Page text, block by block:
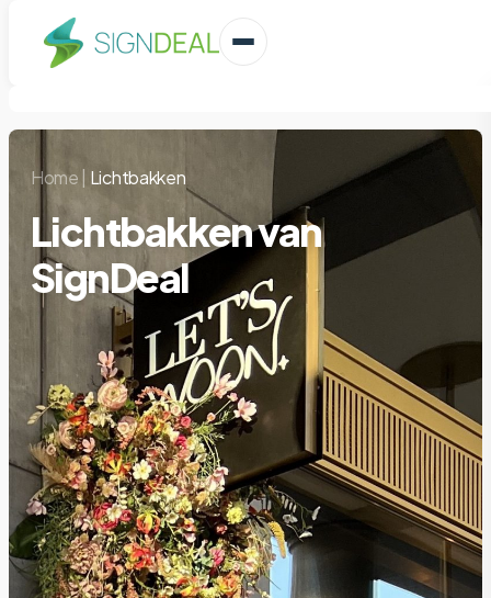
Home| Lichtbakken
Lichtbakken van
SignDeal